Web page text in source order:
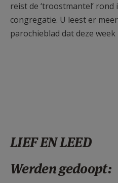
reist de ‘troostmantel’ rond
congregatie. U leest er
parochieblad dat deze
LIEF EN LEED
Werden gedoopt: